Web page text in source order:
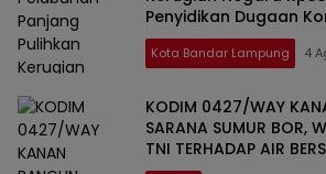
Penyidikan Dugaan
SDN 1 Telukbetung
Kota Bandar Lampung 4
KODIM 0427/WAY
SARANA SUMUR BOR,
TNI TERHADAP AIR